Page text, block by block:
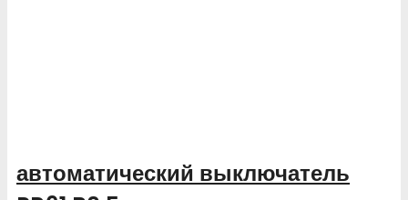
автоматический выключатель